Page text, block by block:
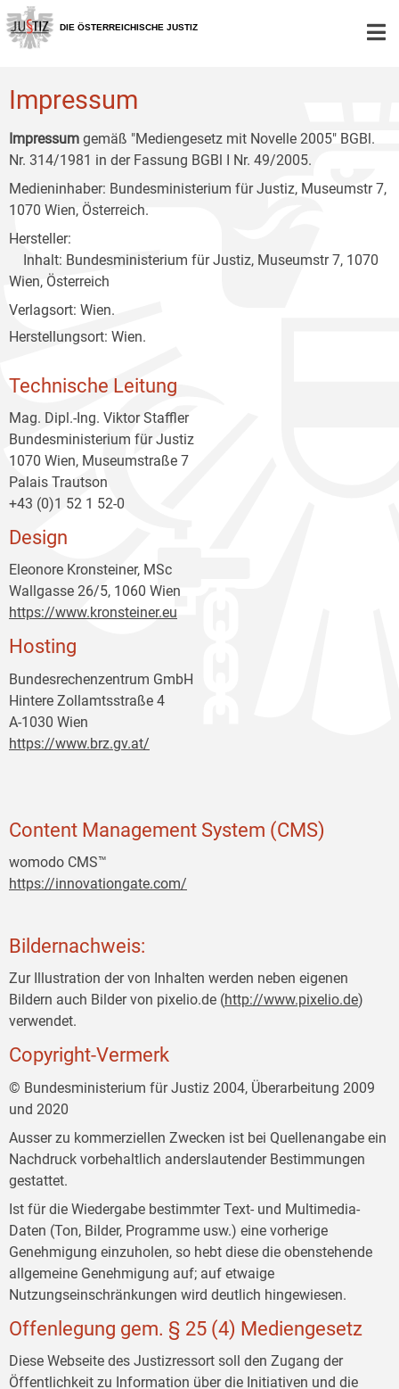
Zur
Hauptnavigation
[1]
Zum
Inhalt
[2]
Zum
Untermenü
[3]
DIE ÖSTERREICHISCHE JUSTIZ
Impressum
Impressum gemäß "Mediengesetz mit Novelle 2005" BGBl.
Nr. 314/1981 in der Fassung BGBl I Nr. 49/2005.
Medieninhaber: Bundesministerium für Justiz, Museumstr 7,
1070 Wien, Österreich.
Hersteller:
Inhalt: Bundesministerium für Justiz, Museumstr 7, 1070
Wien, Österreich
Verlagsort: Wien.
Herstellungsort: Wien.
Technische Leitung
Mag. Dipl.-Ing. Viktor Staffler
Bundesministerium für Justiz
1070 Wien, Museumstraße 7
Palais Trautson
+43 (0)1 52 1 52-0
Design
Eleonore Kronsteiner, MSc
Wallgasse 26/5, 1060 Wien
https://www.kronsteiner.eu
Hosting
Bundesrechenzentrum GmbH
Hintere Zollamtsstraße 4
A-1030 Wien
https://www.brz.gv.at/
Content Management System (CMS)
womodo CMS™
https://innovationgate.com/
Bildernachweis:
Zur Illustration der von Inhalten werden neben eigenen
Bildern auch Bilder von pixelio.de (http://www.pixelio.de)
verwendet.
Copyright-Vermerk
© Bundesministerium für Justiz 2004, Überarbeitung 2009
und 2020
Ausser zu kommerziellen Zwecken ist bei Quellenangabe ein
Nachdruck vorbehaltlich anderslautender Bestimmungen
gestattet.
Ist für die Wiedergabe bestimmter Text- und Multimedia-
Daten (Ton, Bilder, Programme usw.) eine vorherige
Genehmigung einzuholen, so hebt diese die obenstehende
allgemeine Genehmigung auf; auf etwaige
Nutzungseinschränkungen wird deutlich hingewiesen.
Offenlegung gem. § 25 (4) Mediengesetz
Diese Webseite des Justizressort soll den Zugang der
Öffentlichkeit zu Information über die Initiativen und die